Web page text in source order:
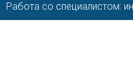
Работа со специалистом: